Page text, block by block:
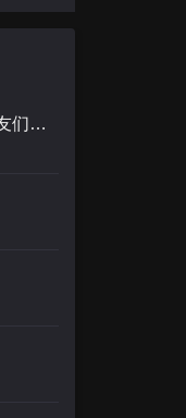
脱口秀和Ta的朋友们 第二季